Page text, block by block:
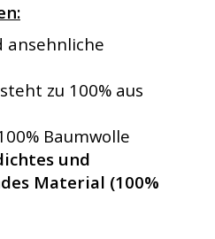
ansehnliche
zu 100% aus
Baumwolle
und
Material (100%